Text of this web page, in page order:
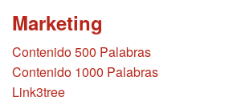
Marketing
Contenido 500 Palabras
Contenido 1000 Palabras
Link3tree